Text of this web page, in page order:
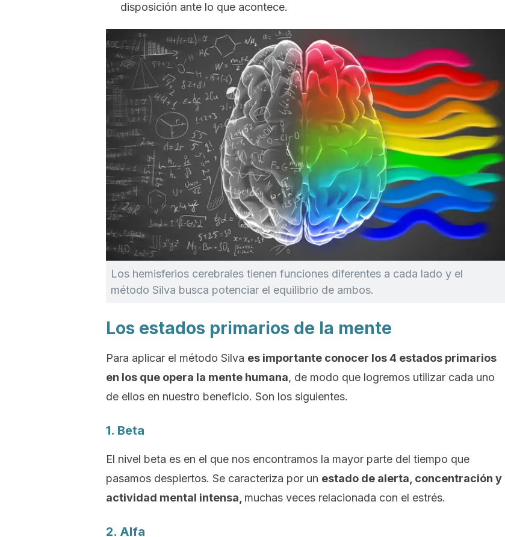
disposición ante lo que acontece.
Los hemisferios cerebrales tienen funciones diferentes a cada lado y el
método Silva busca potenciar el equilibrio de ambos.
Los estados primarios de la mente
Para aplicar el método Silva es importante conocer los 4 estados primarios
en los que opera la mente humana, de modo que logremos utilizar cada uno
de ellos en nuestro beneficio. Son los siguientes.
1. Beta
El nivel beta es en el que nos encontramos la mayor parte del tiempo que
pasamos despiertos. Se caracteriza por un estado de alerta, concentración y
actividad mental intensa, muchas veces relacionada con el estrés.
2. Alfa